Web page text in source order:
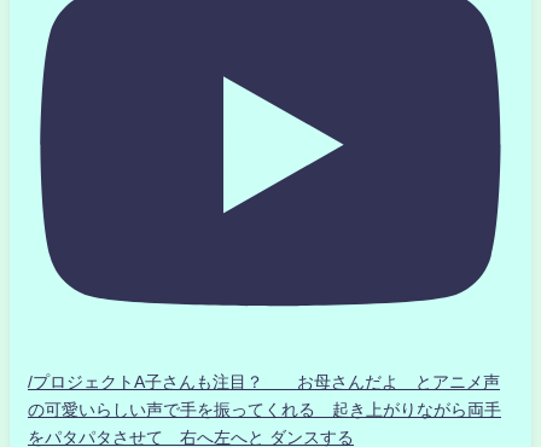
/プロジェクトA子さんも注目？ お母さんだよ とアニメ声
の可愛いらしい声で手を振ってくれる 起き上がりながら両手
をパタパタさせて 右へ左へと ダンスする